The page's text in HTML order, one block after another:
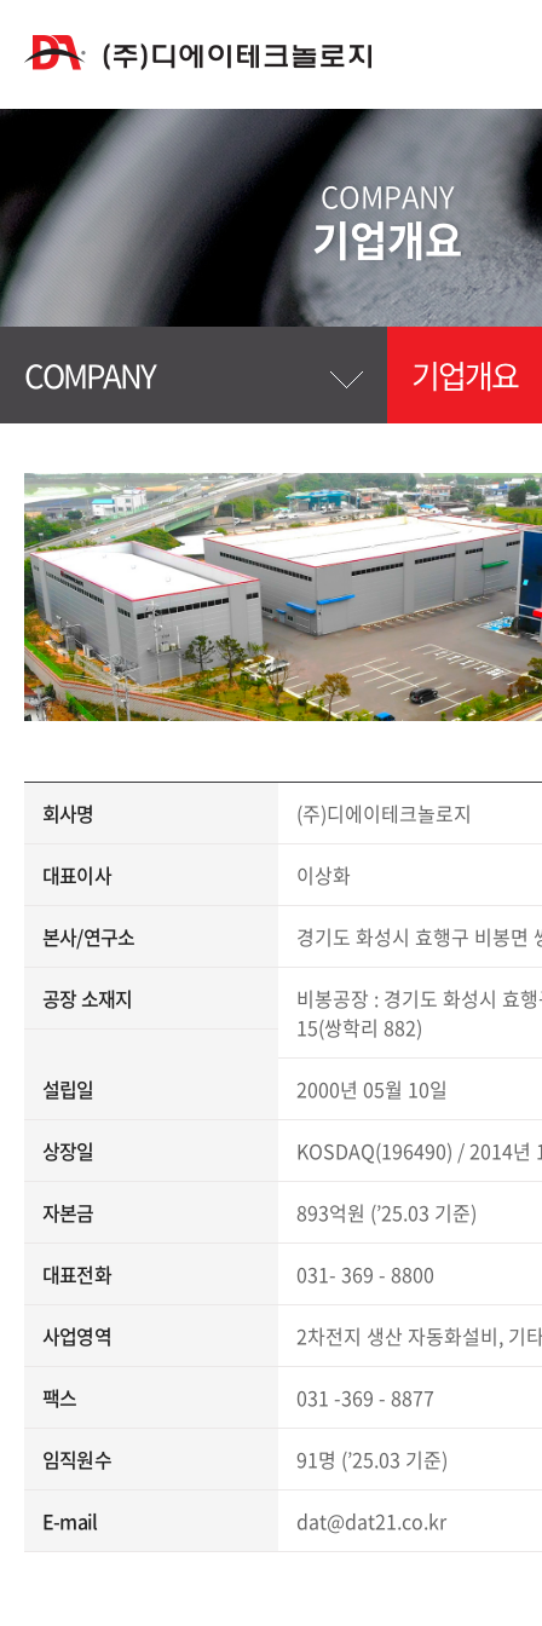
COMPANY
기업개요
COMPANY 기업개요
회사명 (주)디에이테크놀로지
대표이사 이상화
본사/연구소 경기도 화성시 효행구 비봉면
공장 소재지
비봉공장 : 경기도 화성시 효
15(쌍학리 882)
설립일 2000년 05월 10일
상장일 KOSDAQ(196490) / 2014년
자본금 893억원 (’25.03 기준)
대표전화 031- 369 - 8800
사업영역 2차전지 생산 자동화설비, 기
팩스 031 -369 - 8877
임직원수 91명 (’25.03 기준)
E-mail dat@dat21.co.kr